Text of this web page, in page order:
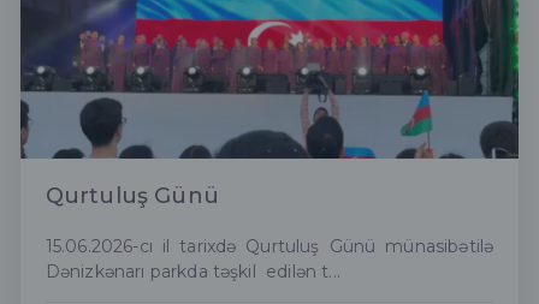
Qurtuluş Günü
15.06.2026-cı il tarixdə Qurtuluş Günü münasibətilə
Dənizkənarı parkda təşkil edilən t...